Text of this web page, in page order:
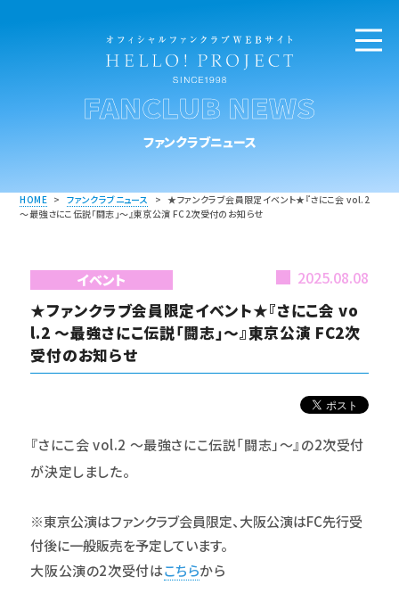
FANCLUB NEWS
ファンクラブニュース
HOME > ファンクラブニュース > ★ファンクラブ会員限定イベント★『さにこ会 vol.2
～最強さにこ伝説「闘志」～』東京公演 FC2次受付のお知らせ
イベント 2025.08.08
★ファンクラブ会員限定イベント★『さにこ会 vo
l.2 ～最強さにこ伝説「闘志」～』東京公演 FC2次
受付のお知らせ
『さにこ会 vol.2 ～最強さにこ伝説「闘志」～』の2次受付
が決定しました。
※東京公演はファンクラブ会員限定、大阪公演はFC先行受
付後に一般販売を予定しています。
大阪公演の2次受付はこちらから